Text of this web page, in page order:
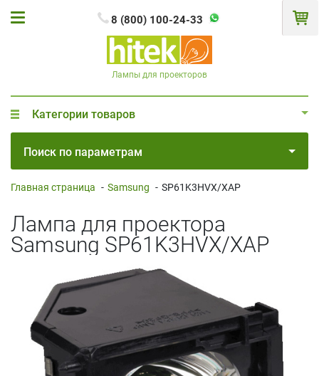
8 (800) 100-24-33
Лампы для проекторов
Категории товаров
Поиск по параметрам
Главная страница - Samsung - SP61K3HVX/XAP
Лампа для проектора
Samsung SP61K3HVX/XAP